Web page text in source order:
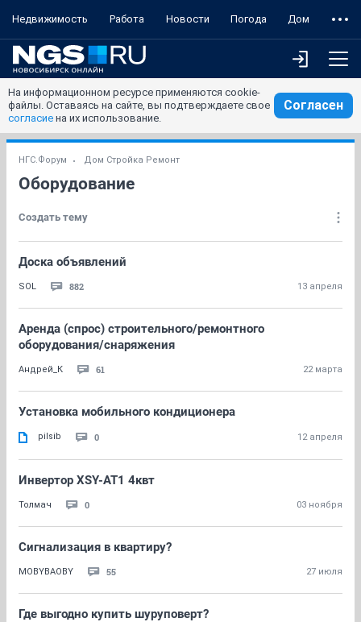
Недвижимость Работа Новости Погода Дом
На информационном ресурсе применяются cookie-
файлы. Оставаясь на сайте, вы подтверждаете свое
согласие на их использование.
Согласен
НГС.Форум Дом Стройка Ремонт
Оборудование
Создать тему
Доска объявлений
SOL 882 13 апреля
Аренда (спрос) строительного/ремонтного
оборудования/снаряжения
Андрей_К 61 22 марта
Установка мобильного кондиционера
pilsib 0 12 апреля
Инвертор XSY-AT1 4квт
Толмач 0 03 ноября
Сигнализация в квартиру?
MOBYBAOBY 55 27 июля
Где выгодно купить шуруповерт?